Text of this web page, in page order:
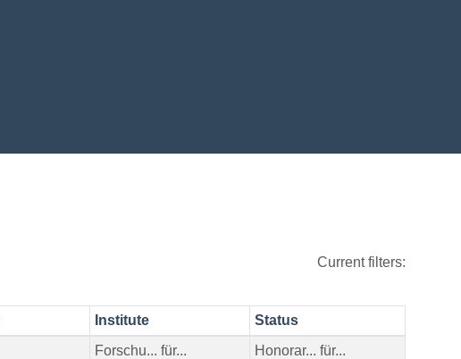
Current filters:
Institute
Status
Forschu... für...
Honorar... für...